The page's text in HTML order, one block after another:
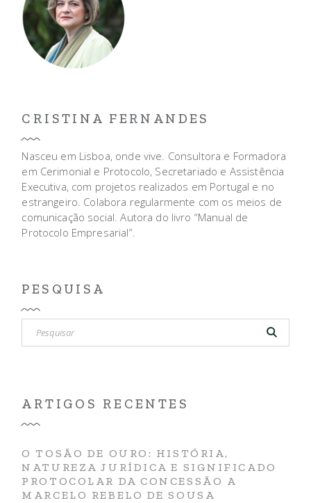
CRISTINA FERNANDES
Nasceu em Lisboa, onde vive. Consultora e Formadora
em Cerimonial e Protocolo, Secretariado e Assistência
Executiva, com projetos realizados em Portugal e no
estrangeiro. Colabora regularmente com os meios de
comunicação social. Autora do livro “Manual de
Protocolo Empresarial”.
PESQUISA
Pesquisar
por:
ARTIGOS RECENTES
O TOSÃO DE OURO: HISTÓRIA,
NATUREZA JURÍDICA E SIGNIFICADO
PROTOCOLAR DA CONCESSÃO A
MARCELO REBELO DE SOUSA